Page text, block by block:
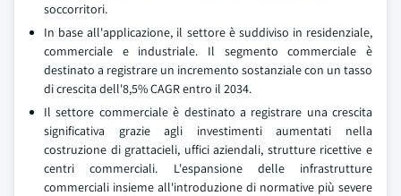
soccorritori.
In base all'applicazione, il settore è suddiviso in residenziale,
commerciale e industriale. Il segmento commerciale è
destinato a registrare un incremento sostanziale con un tasso
di crescita dell'8,5% CAGR entro il 2034.
Il settore commerciale è destinato a registrare una crescita
significativa grazie agli investimenti aumentati nella
costruzione di grattacieli, uffici aziendali, strutture ricettive e
centri commerciali. L'espansione delle infrastrutture
commerciali insieme all'introduzione di normative più severe